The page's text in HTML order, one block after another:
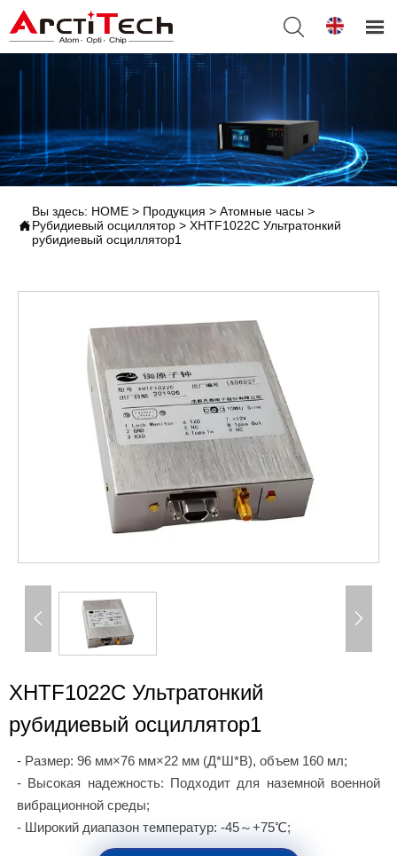
 

Вы здесь: HOME > Продукция > Атомные часы >
Рубидиевый осциллятор > XHTF1022C Ультратонкий
рубидиевый осциллятор1
 
XHTF1022C Ультратонкий
рубидиевый осциллятор1
- Размер: 96 мм×76 мм×22 мм (Д*Ш*В), объем 160 мл;
- Высокая надежность: Подходит для наземной военной
вибрационной среды;
- Широкий диапазон температур: -45～+75℃;